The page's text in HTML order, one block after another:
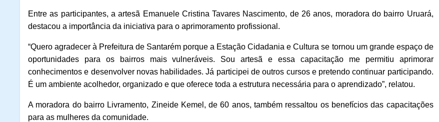
Entre as participantes, a artesã Emanuele Cristina Tavares Nascimento, de 26 anos, moradora do bairro Uruará,
destacou a importância da iniciativa para o aprimoramento profissional.
“Quero agradecer à Prefeitura de Santarém porque a Estação Cidadania e Cultura se tornou um grande espaço de
oportunidades para os bairros mais vulneráveis. Sou artesã e essa capacitação me permitiu aprimorar
conhecimentos e desenvolver novas habilidades. Já participei de outros cursos e pretendo continuar participando.
É um ambiente acolhedor, organizado e que oferece toda a estrutura necessária para o aprendizado”, relatou.
A moradora do bairro Livramento, Zineide Kemel, de 60 anos, também ressaltou os benefícios das capacitações
para as mulheres da comunidade.